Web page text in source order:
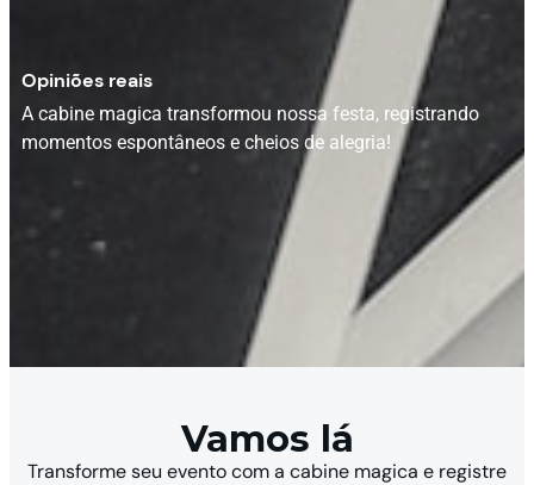
Opiniões reais
A cabine magica transformou nossa festa, registrando
momentos espontâneos e cheios de alegria!
Vamos lá
Transforme seu evento com a cabine magica e registre